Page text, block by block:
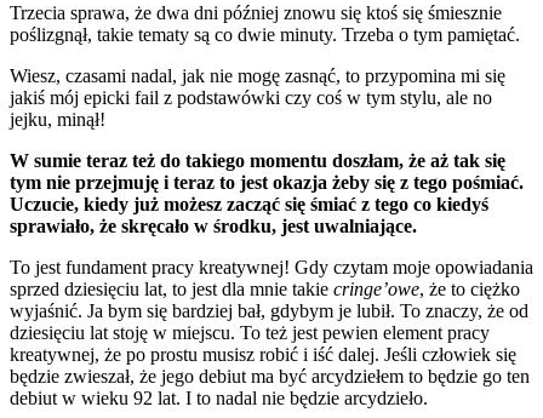
Trzecia sprawa, że dwa dni później znowu się ktoś się śmiesznie
poślizgnął, takie tematy są co dwie minuty. Trzeba o tym pamiętać.
Wiesz, czasami nadal, jak nie mogę zasnąć, to przypomina mi się
jakiś mój epicki fail z podstawówki czy coś w tym stylu, ale no
jejku, minął!
W sumie teraz też do takiego momentu doszłam, że aż tak się
tym nie przejmuję i teraz to jest okazja żeby się z tego pośmiać.
Uczucie, kiedy już możesz zacząć się śmiać z tego co kiedyś
sprawiało, że skręcało w środku, jest uwalniające.
To jest fundament pracy kreatywnej! Gdy czytam moje opowiadania
sprzed dziesięciu lat, to jest dla mnie takie cringe’owe, że to ciężko
wyjaśnić. Ja bym się bardziej bał, gdybym je lubił. To znaczy, że od
dziesięciu lat stoję w miejscu. To też jest pewien element pracy
kreatywnej, że po prostu musisz robić i iść dalej. Jeśli człowiek się
będzie zwieszał, że jego debiut ma być arcydziełem to będzie go ten
debiut w wieku 92 lat. I to nadal nie będzie arcydzieło.